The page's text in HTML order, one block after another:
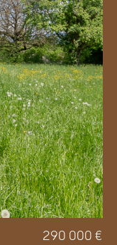
290 000 €